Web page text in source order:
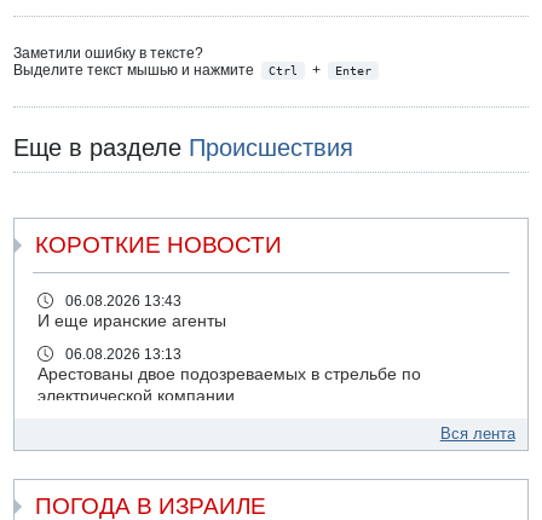
Заметили ошибку в тексте?
Выделите текст мышью и нажмите
Ctrl + Enter
Еще в разделе Происшествия
КОРОТКИЕ НОВОСТИ
06.08.2026 13:43
И еще иранские агенты
06.08.2026 13:13
Арестованы двое подозреваемых в стрельбе по
электрической компании
Возле Кирьят-Арбы пожар на местности
06.08.2026 12:06
США не будут давить на Израиль в вопросе Ливана
Вся лента
ПОГОДА В ИЗРАИЛЕ